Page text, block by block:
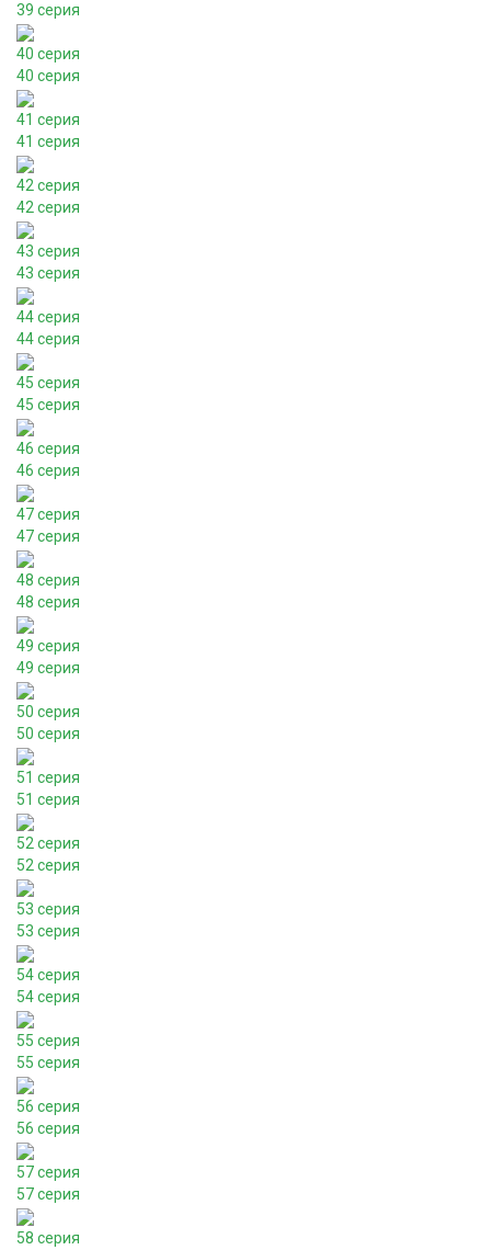
39 серия
40 серия
40 серия
41 серия
41 серия
42 серия
42 серия
43 серия
43 серия
44 серия
44 серия
45 серия
45 серия
46 серия
46 серия
47 серия
47 серия
48 серия
48 серия
49 серия
49 серия
50 серия
50 серия
51 серия
51 серия
52 серия
52 серия
53 серия
53 серия
54 серия
54 серия
55 серия
55 серия
56 серия
56 серия
57 серия
57 серия
58 серия